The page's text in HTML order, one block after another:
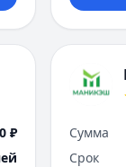
₽
Сумма
Срок